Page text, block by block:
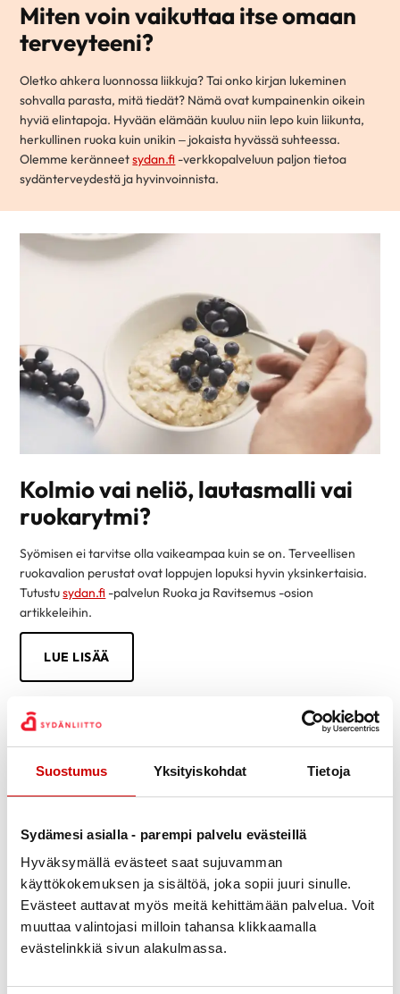
Suostumus Yksityiskohdat Tietoja
Sydämesi asialla - parempi palvelu evästeillä
Hyväksymällä evästeet saat sujuvamman
käyttökokemuksen ja sisältöä, joka sopii juuri sinulle.
Evästeet auttavat myös meitä kehittämään palvelua. Voit
muuttaa valintojasi milloin tahansa klikkaamalla
evästelinkkiä sivun alakulmassa.
Miten voin vaikuttaa itse omaan
terveyteeni?
Oletko ahkera luonnossa liikkuja? Tai onko kirjan lukeminen
sohvalla parasta, mitä tiedät? Nämä ovat kumpainenkin oikein
hyviä elintapoja. Hyvään elämään kuuluu niin lepo kuin liikunta,
herkullinen ruoka kuin unikin – jokaista hyvässä suhteessa.
Olemme keränneetsydan.fi -verkkopalveluun paljon tietoa
sydänterveydestä ja hyvinvoinnista.
Kolmio vai neliö, lautasmalli vai
ruokarytmi?
Syömisen ei tarvitse olla vaikeampaa kuin se on. Terveellisen
ruokavalion perustat ovat loppujen lopuksi hyvin yksinkertaisia.
Tutustusydan.fi -palvelun Ruoka ja Ravitsemus -osion
artikkeleihin.
LUE LISÄÄ
Tietoa sydänsairauksista helposti